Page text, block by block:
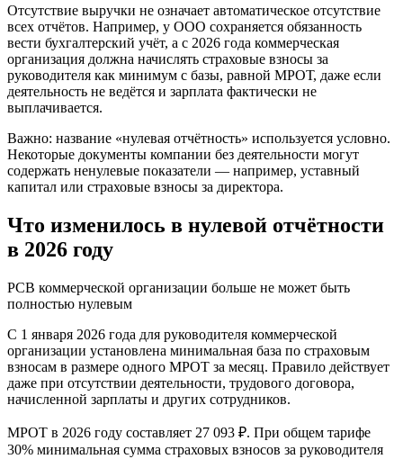
Отсутствие выручки не означает автоматическое отсутствие
всех отчётов. Например, у ООО сохраняется обязанность
вести бухгалтерский учёт, а с 2026 года коммерческая
организация должна начислять страховые взносы за
руководителя как минимум с базы, равной МРОТ, даже если
деятельность не ведётся и зарплата фактически не
выплачивается.
Важно: название «нулевая отчётность» используется условно.
Некоторые документы компании без деятельности могут
содержать ненулевые показатели — например, уставный
капитал или страховые взносы за директора.
Что изменилось в нулевой отчётности
в 2026 году
РСВ коммерческой организации больше не может быть
полностью нулевым
С 1 января 2026 года для руководителя коммерческой
организации установлена минимальная база по страховым
взносам в размере одного МРОТ за месяц. Правило действует
даже при отсутствии деятельности, трудового договора,
начисленной зарплаты и других сотрудников.
МРОТ в 2026 году составляет 27 093 ₽. При общем тарифе
30% минимальная сумма страховых взносов за руководителя